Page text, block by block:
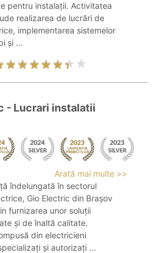
pentru instalații. Activitatea
realizarea de lucrări de
implementarea sistemelor
și ...
- Lucrari instalatii
Arată mai multe >>
îndelungată în sectorul
Gio Electric din Brașov
furnizarea unor soluții
și de înaltă calitate.
din electricieni
și autorizați ...